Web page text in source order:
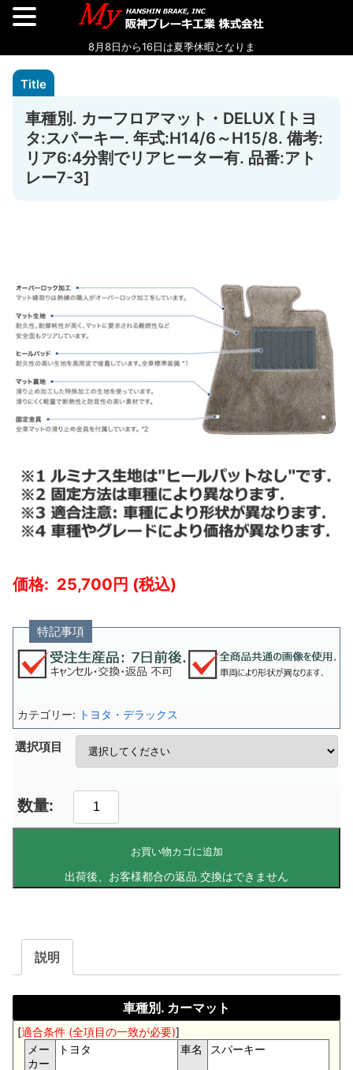
車種別. カーフロアマット・DELUX [トヨ
タ:スパーキー. 年式:H14/6～H15/8. 備考:
リア6:4分割でリアヒーター有. 品番:アト
レー7-3]
25,700
特記事項
選択項目
お買い物カゴに追加
カテゴリー: トヨタ・デラックス
説明
車種別. カーマット
[適合条件 (全項目の一致が必要)]
メー
カー
トヨタ 車名 スパーキー